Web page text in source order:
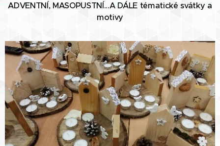
ADVENTNÍ, MASOPUSTNÍ...A DÁLE tématické svátky a
motivy